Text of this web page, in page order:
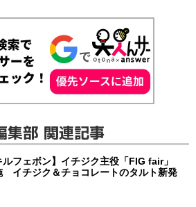
集部 関連記事
ルフェボン】イチジク主役「FIG fair」
イチジク＆チョコレートのタルト新発